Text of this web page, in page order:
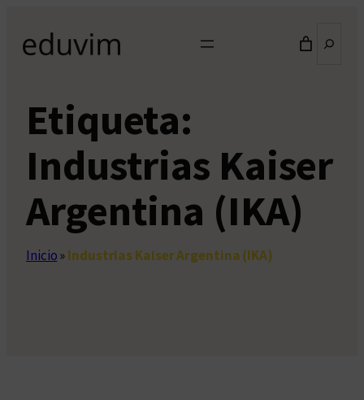
contenido
Etiqueta:
Industrias Kaiser
Argentina (IKA)
Inicio»Industrias Kaiser Argentina (IKA)